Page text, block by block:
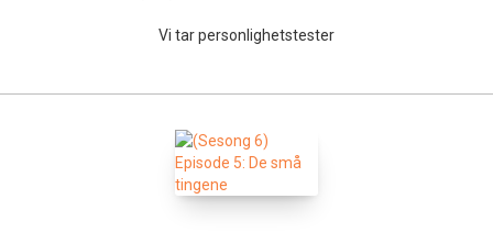
Vi tar personlighetstester